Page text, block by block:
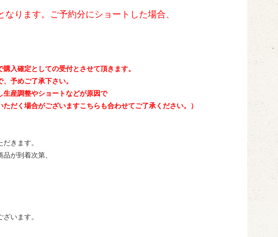
ります。ご予約分にショートした場合、
入確定としての受付とさせて頂きます。
予めご了承下さい。
生産調整やショートなどが原因で
だく場合がございますこちらも合わせてご了承ください。）
きます。
が到着次第、
います。